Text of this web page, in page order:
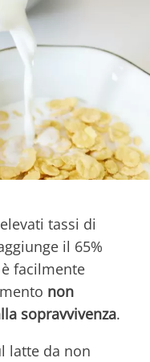
tassi di
il 65%
facilmente
non
sopravvivenza.
latte da non